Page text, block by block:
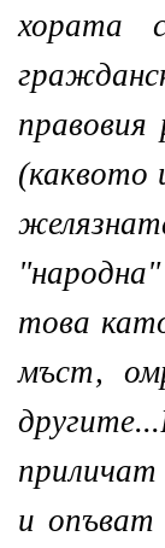
хората
правовия
(каквото
това
мъст,
другите...
приличат
и опъват